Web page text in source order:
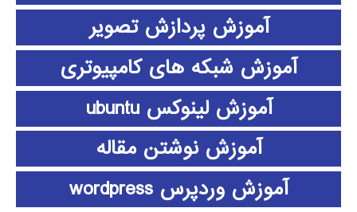
آموزش پردازش تصویر
آموزش شبکه های کامپیوتری
آموزش لینوکس ubuntu
آموزش نوشتن مقاله
آموزش وردپرس wordpress